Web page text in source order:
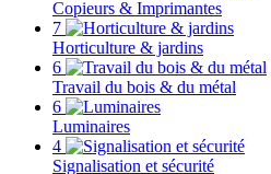
Copieurs & Imprimantes
7
Horticulture & jardins
6
Travail du bois & du métal
6
Luminaires
4
Signalisation et sécurité